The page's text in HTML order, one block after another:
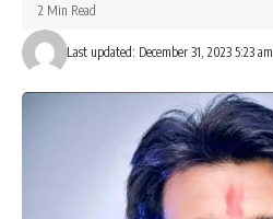
Last updated: December 31, 2023 5:23 am
2 Min Read